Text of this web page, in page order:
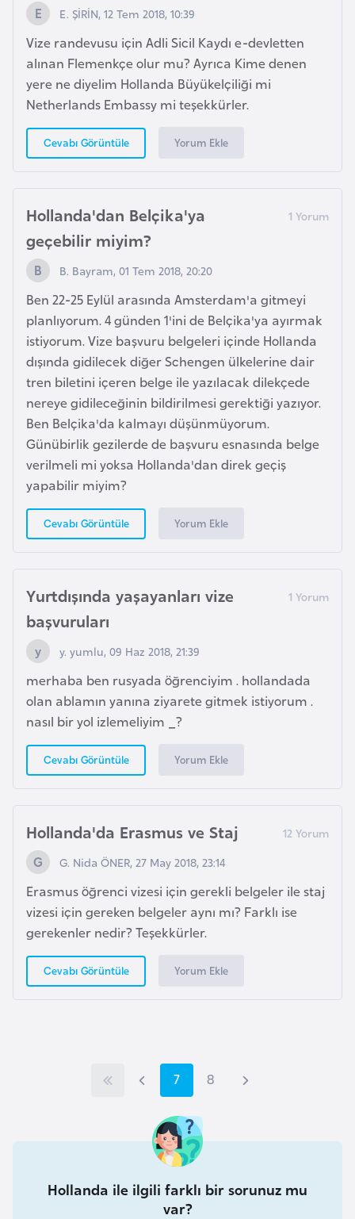
E. ŞİRİN, 12 Tem 2018, 10:39
Vize randevusu için Adli Sicil Kaydı e-devletten
alınan Flemenkçe olur mu? Ayrıca Kime denen
yere ne diyelim Hollanda Büyükelçiliği mi
Netherlands Embassy mi teşekkürler.
Cevabı Görüntüle Yorum Ekle
Hollanda'dan Belçika'ya
geçebilir miyim?
B. Bayram, 01 Tem 2018, 20:20
Ben 22-25 Eylül arasında Amsterdam'a gitmeyi
planlıyorum. 4 günden 1'ini de Belçika'ya ayırmak
istiyorum. Vize başvuru belgeleri içinde Hollanda
dışında gidilecek diğer Schengen ülkelerine dair
tren biletini içeren belge ile yazılacak dilekçede
nereye gidileceğinin bildirilmesi gerektiği yazıyor.
Ben Belçika'da kalmayı düşünmüyorum.
Günübirlik gezilerde de başvuru esnasında belge
verilmeli mi yoksa Hollanda'dan direk geçiş
yapabilir miyim?
Cevabı Görüntüle Yorum Ekle
Yurtdışında yaşayanları vize
başvuruları
y. yumlu, 09 Haz 2018, 21:39
merhaba ben rusyada öğrenciyim . hollandada
olan ablamın yanına ziyarete gitmek istiyorum .
nasıl bir yol izlemeliyim _?
Cevabı Görüntüle Yorum Ekle
Hollanda'da Erasmus ve Staj
G. Nida ÖNER, 27 May 2018, 23:14
Erasmus öğrenci vizesi için gerekli belgeler ile staj
vizesi için gereken belgeler aynı mı? Farklı ise
gerekenler nedir? Teşekkürler.
Cevabı Görüntüle Yorum Ekle
a
Ö
k
S
y
f
a
7
S
a
8
a
Hollanda ile ilgili farklı bir sorunuz mu
var?
G
ü
n
e
y
S
d
a
n
G
u
y
a
n
a
H
i
n
d
i
s
a
n
H
r
v
a
t
i
a
n
H
o
l
l
a
d